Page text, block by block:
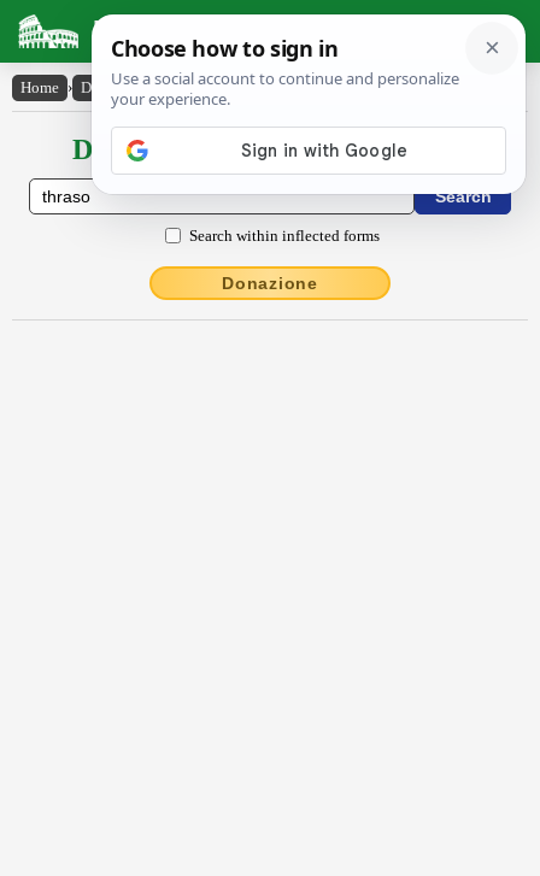
Latin Dictionary
Home › Declensions / Conjugations › Thrăso
Declensions / Conjugations latin
Search within inflected forms
Donazione